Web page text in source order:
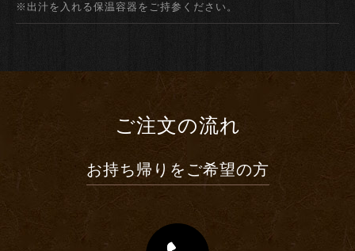
※出汁を入れる保温容器をご持参ください。
ご注文の流れ
お持ち帰りをご希望の方